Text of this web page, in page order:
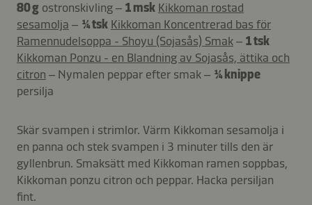
80 g ostronskivling – 1 msk Kikkoman rostad
sesamolja – ¼ tsk Kikkoman Koncentrerad bas för
Ramennudelsoppa - Shoyu (Sojasås) Smak– 1 tsk
Kikkoman Ponzu - en Blandning av Sojasås, ättika och
citron – Nymalen peppar efter smak – ¼ knippe
persilja
Skär svampen i strimlor. Värm Kikkoman sesamolja i
en panna och stek svampen i 3 minuter tills den är
gyllenbrun. Smaksätt med Kikkoman ramen soppbas,
Kikkoman ponzu citron och peppar. Hacka persiljan
fint.